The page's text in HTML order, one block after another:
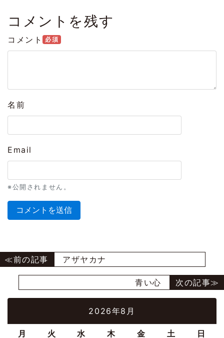
コメントを残す
コメント 必須
名前
Email
※公開されません。
アザヤカナ
青い心
2026年8月
月 火 水 木 金 土 日